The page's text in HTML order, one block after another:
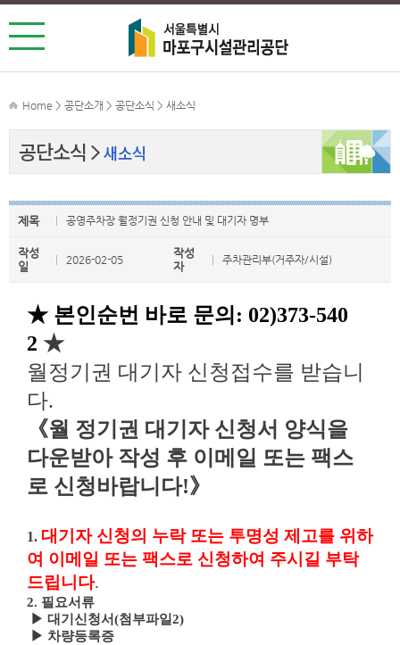
Home > 공단소개 > 공단소식 > 새소식
공단소식 새소식
제목 공영주차장 월정기권 신청 안내 및 대기자 명부
작성
일
2026-02-05
작성
자
주차관리부(거주자/시설)
★ 본인순번 바로 문의: 02)373-540
2 ★
월정기권 대기자 신청접수를 받습니
다.
《월 정기권 대기자 신청서 양식을
다운받아 작성 후 이메일 또는 팩스
로 신청바랍니다!》
1. 대기자 신청의 누락 또는 투명성 제고를 위하
여 이메일 또는 팩스로 신청하여 주시길 부탁
드립니다.
2. 필요서류
▶ 대기신청서(첨부파일2)
▶ 차량등록증